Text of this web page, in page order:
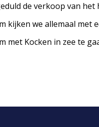
de verkoop van
we allemaal met
met Kocken in zee te